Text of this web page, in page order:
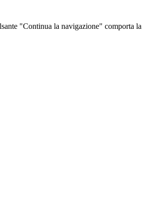
"Continua la navigazione" comporta la